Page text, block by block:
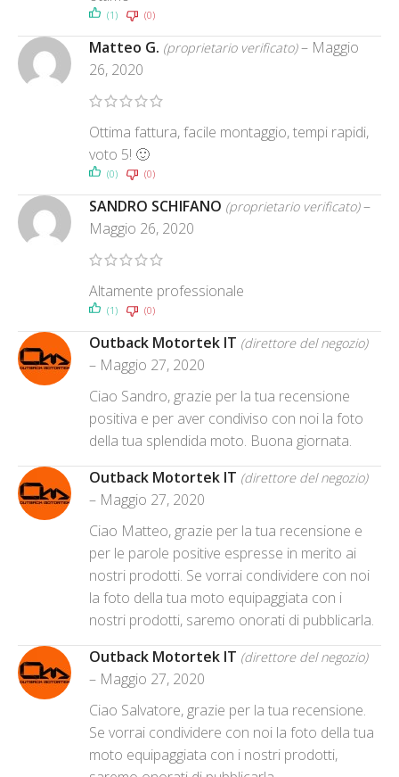
(1) (0)
Matteo G. (proprietario verificato) – Maggio
26, 2020
Ottima fattura, facile montaggio, tempi rapidi,
voto 5! 🙂
(0) (0)
SANDRO SCHIFANO (proprietario verificato) –
Maggio 26, 2020
Altamente professionale
(1) (0)
Outback Motortek IT (direttore del negozio)
– Maggio 27, 2020
Ciao Sandro, grazie per la tua recensione
positiva e per aver condiviso con noi la foto
della tua splendida moto. Buona giornata.
Outback Motortek IT (direttore del negozio)
– Maggio 27, 2020
Ciao Matteo, grazie per la tua recensione e
per le parole positive espresse in merito ai
nostri prodotti. Se vorrai condividere con noi
la foto della tua moto equipaggiata con i
nostri prodotti, saremo onorati di pubblicarla.
Outback Motortek IT (direttore del negozio)
– Maggio 27, 2020
Ciao Salvatore, grazie per la tua recensione.
Se vorrai condividere con noi la foto della tua
moto equipaggiata con i nostri prodotti,